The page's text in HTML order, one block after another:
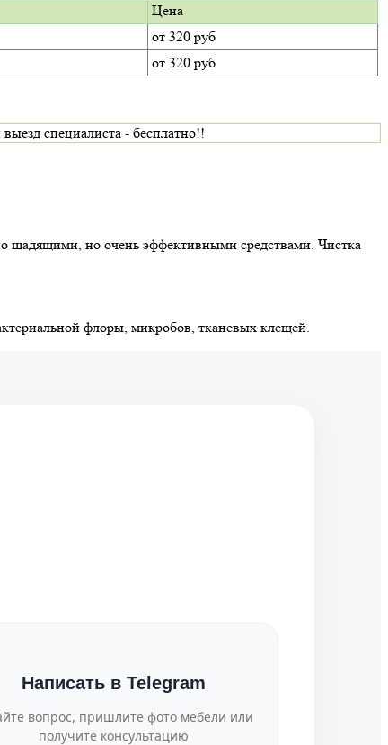
Цена
от 320 руб
от 320 руб
специалиста - бесплатно!!
щадящими, но очень эффективными средствами. Чистка
флоры, микробов, тканевых клещей.
Написать в Telegram
вопрос, пришлите фото мебели или
получите консультацию